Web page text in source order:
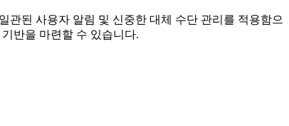
관된 사용자 알림 및 신중한 대체 수단 관리를 적용함으
반을 마련할 수 있습니다.